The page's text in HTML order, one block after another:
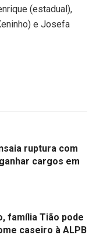
(estadual),
e Josefa
ruptura com
cargos em
família Tião pode
caseiro à ALPB